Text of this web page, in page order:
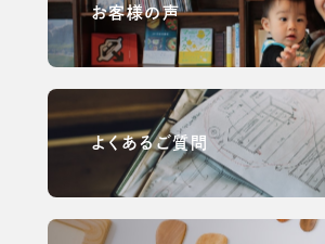
お客様の声
よくあるご質問